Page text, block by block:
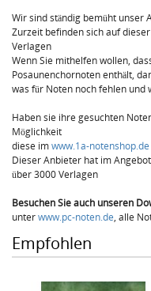
Wir sind ständig bemüht unser
Zurzeit befinden sich auf
Verlagen
Wenn Sie mithelfen wollen,
Posaunenchornoten enthält,
was für Noten noch fehlen und
Haben sie ihre gesuchten
Möglichkeit
diese imwww.1a-notenshop.de
Dieser Anbieter hat im
über 3000 Verlagen
Besuchen Sie auch unseren
unterwww.pc-noten.de, alle
Empfohlen